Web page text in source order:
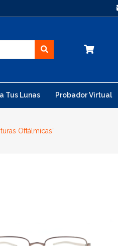
Tus Lunas Probador Virtual
Oftálmicas”